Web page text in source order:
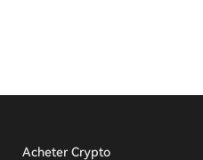
Acheter Crypto